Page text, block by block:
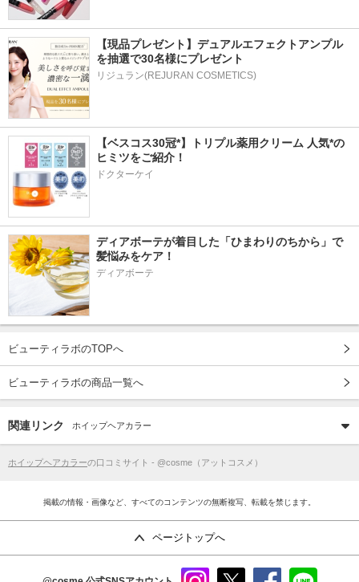
【現品プレゼント】デュアルエフェクトアンプル
を抽選で30名様にプレゼント
リジュラン(REJURAN COSMETICS)
【ベスコス30冠*】トリプル薬用クリーム 人気*の
ヒミツをご紹介！
ドクターケイ
ディアボーテが着目した「ひまわりのちから」で
髪悩みをケア！
ディアボーテ
ビューティラボのTOPへ
ビューティラボの商品一覧へ
関連リンク ホイップヘアカラー
ホイップヘアカラーの口コミサイト - @cosme（アットコスメ）
掲載の情報・画像など、すべてのコンテンツの無断複写、転載を禁じます。
ページトップへ